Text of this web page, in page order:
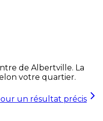
de Albertville. La
votre quartier.
un résultat précis